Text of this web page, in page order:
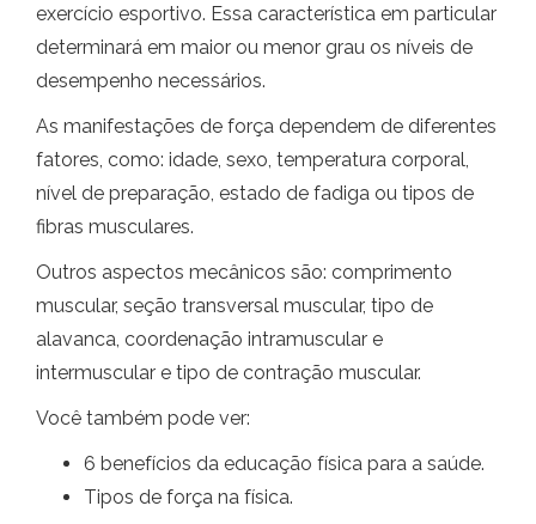
exercício esportivo. Essa característica em particular
determinará em maior ou menor grau os níveis de
desempenho necessários.
As manifestações de força dependem de diferentes
fatores, como: idade, sexo, temperatura corporal,
nível de preparação, estado de fadiga ou tipos de
fibras musculares.
Outros aspectos mecânicos são: comprimento
muscular, seção transversal muscular, tipo de
alavanca, coordenação intramuscular e
intermuscular e tipo de contração muscular.
Você também pode ver:
6 benefícios da educação física para a saúde.
Tipos de força na física.